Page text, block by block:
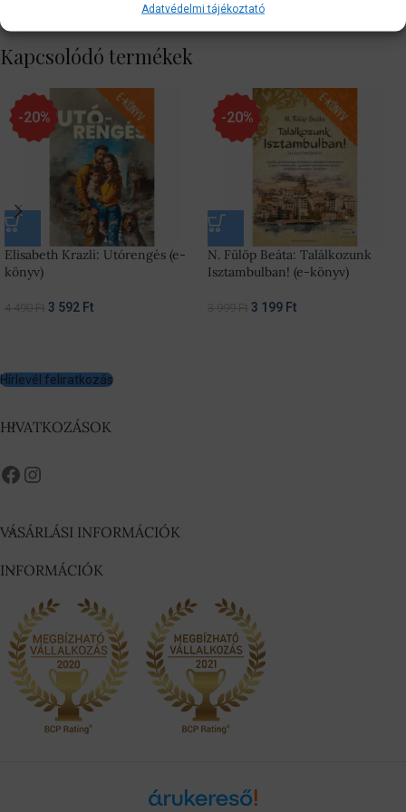
Adatvédelmi tájékoztató
Kapcsolódó termékek
-20%
Elisabeth Krazli: Utórengés (e-
könyv)
3 592 Ft
-20%
N. Fülöp Beáta: Találkozunk
Isztambulban! (e-könyv)
3 199 Ft
Hírlevél feliratkozás
HIVATKOZÁSOK
VÁSÁRLÁSI INFORMÁCIÓK
INFORMÁCIÓK